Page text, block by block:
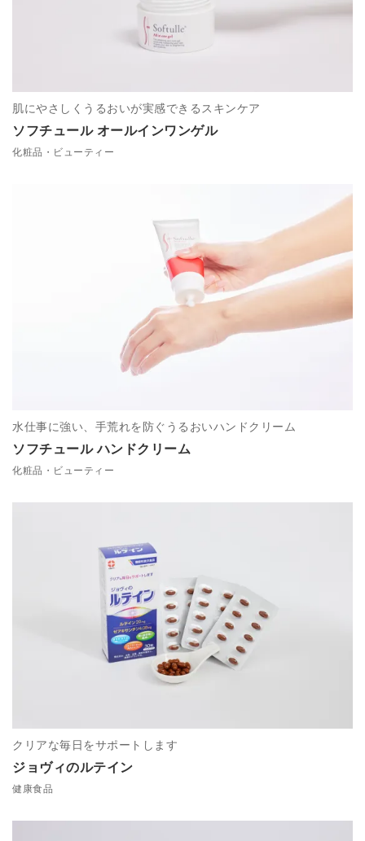
ソフチュール オールインワンゲル
肌にやさしくうるおいが実感できるスキンケア
化粧品・ビューティー
ソフチュール ハンドクリーム
水仕事に強い、手荒れを防ぐうるおいハンドクリーム
化粧品・ビューティー
ジョヴィのルテイン
クリアな毎日をサポートします
健康食品